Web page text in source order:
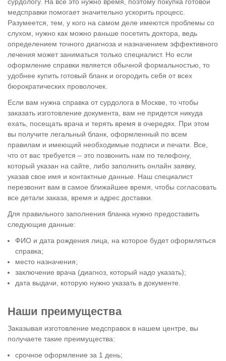
медсправки помогает значительно ускорить процесс.
Разумеется, тем, у кого на самом деле имеются проблемы со
слухом, нужно как можно раньше посетить доктора, ведь
определением точного диагноза и назначением эффективного
лечения может заниматься только специалист. Но если
оформление справки является обычной формальностью, то
удобнее купить готовый бланк и огородить себя от всех
бюрократических проволочек.
Если вам нужна справка от сурдолога в Москве, то чтобы
заказать изготовление документа, вам не придется никуда
ехать, посещать врача и терять время в очередях. При этом
вы получите легальный бланк, оформленный по всем
правилам и имеющий необходимые подписи и печати. Все,
что от вас требуется – это позвонить нам по телефону,
который указан на сайте, либо заполнить онлайн заявку,
указав свое имя и контактные данные. Наш специалист
перезвонит вам в самое ближайшее время, чтобы согласовать
все детали заказа, время и адрес доставки.
Для правильного заполнения бланка нужно предоставить
следующие данные:
ФИО и дата рождения лица, на которое будет оформляться
справка;
место назначения;
заключение врача (диагноз, который надо указать);
дата выдачи, которую нужно указать в документе.
Наши преимущества
Заказывая изготовление медсправок в нашем центре, вы
получаете такие преимущества:
срочное оформление за 1 день;